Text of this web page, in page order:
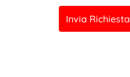
Invia Richiesta